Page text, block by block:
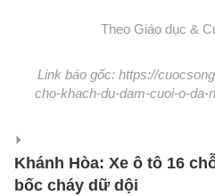
Theo Giáo dục &
Link báo gốc: https://
cho-khach-du-dam-cuoi-o-da-
Khánh Hòa: Xe ô tô 16
bốc cháy dữ dội